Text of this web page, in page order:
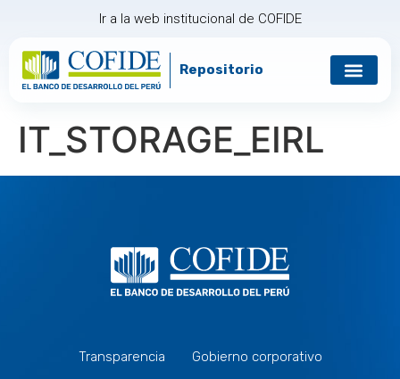
Ir a la web institucional de COFIDE
Repositorio
IT_STORAGE_EIRL
Transparencia
Gobierno corporativo